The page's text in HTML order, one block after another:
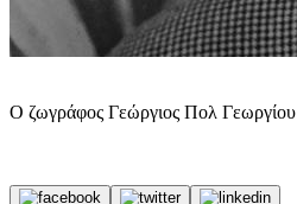
Ο ζωγράφος Γεώργιος Πολ Γεωργίου